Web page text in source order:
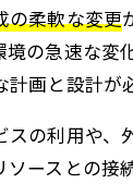
の柔軟な変更
境の急速な変
画と設計が
スの利用や、
ソースとの接